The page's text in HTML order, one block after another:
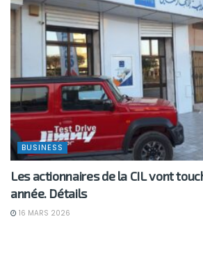
BUSINESS
Les actionnaires de la CIL vont
année. Détails
16 MARS 2026